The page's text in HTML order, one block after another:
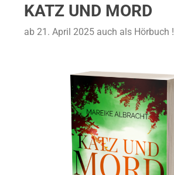
KATZ UND MORD
ab 21. April 2025 auch als Hörbuch !